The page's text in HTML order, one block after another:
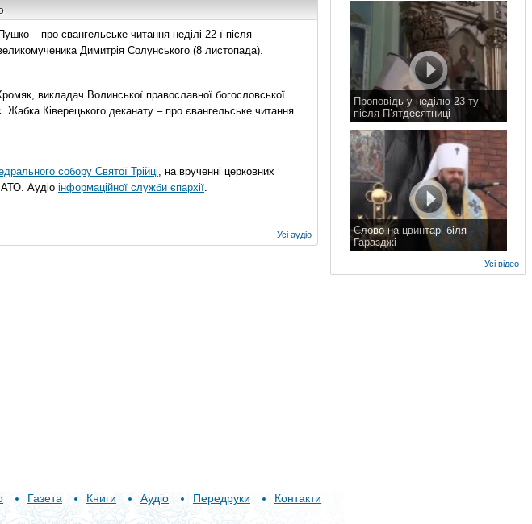
– про євангельське читання неділі 22-ї після
Димитрія Солунського (8 листопада).
викладач Волинської православної богословської
Ківерецького деканату – про євангельське читання
собору Святої Трійці, на врученні церковних
АТО. Аудіо інформаційної служби єпархії.
Усі аудіо
Проповідь у неділю 23-ту
після П’ятдесятниці
Слово на цвинтарі біля
Гаразджі
Усі відео
Газета Книги Аудіо Передруки Контакти